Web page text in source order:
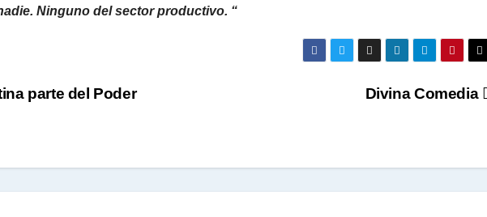
Ninguno del sector productivo. “
Divina Comedia
parte del Poder